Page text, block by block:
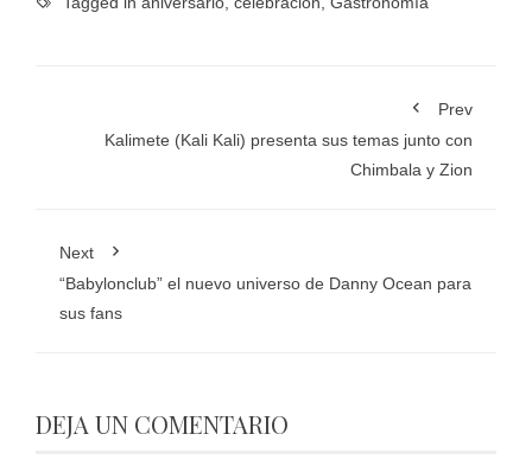
Prev
Kalimete (Kali Kali) presenta sus temas junto con
Chimbala y Zion
Next
“Babylonclub” el nuevo universo de Danny Ocean para
sus fans
DEJA UN COMENTARIO